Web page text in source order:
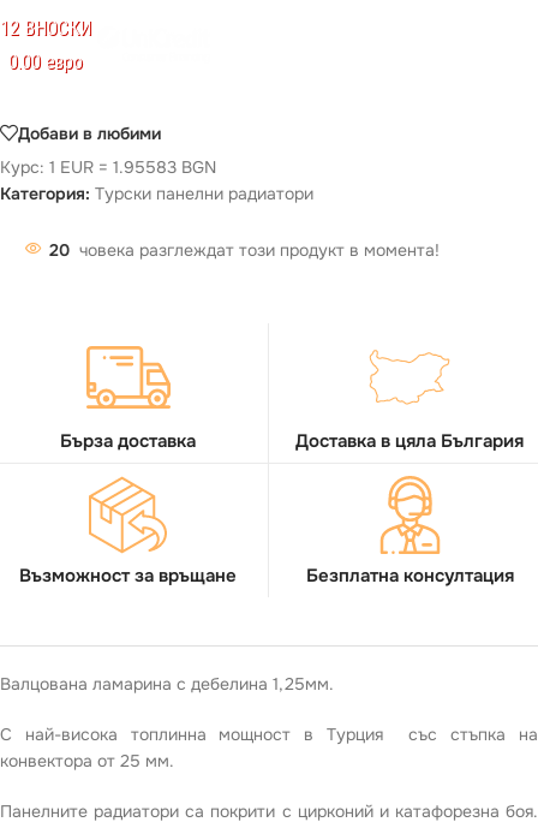
12 ВНОСКИ
0.00 евро
Добави в любими
Курс: 1 EUR = 1.95583 BGN
Категория: Турски панелни радиатори
20 човека разглеждат този продукт в момента!
Бърза доставка Доставка в цяла България
Възможност за връщане Безплатна консултация
Валцована ламарина с дебелина 1,25мм.
С най-висока топлинна мощност в Турция със стъпка на
конвектора от 25 мм.
Панелните радиатори са покрити с цирконий и катафорезна боя.